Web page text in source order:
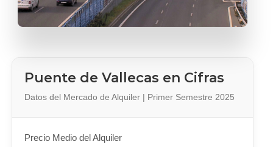
Puente de Vallecas en Cifras
Datos del Mercado de Alquiler | Primer Semestre 2025
Precio Medio del Alquiler